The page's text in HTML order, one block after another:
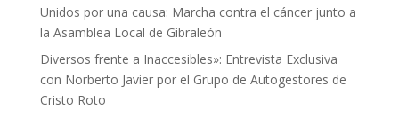
Unidos por una causa: Marcha contra el cáncer junto a
la Asamblea Local de Gibraleón
Diversos frente a Inaccesibles»: Entrevista Exclusiva
con Norberto Javier por el Grupo de Autogestores de
Cristo Roto